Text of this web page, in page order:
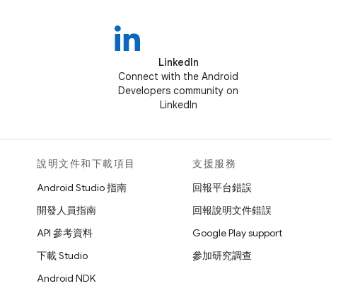
LinkedIn
Connect with the Android
Developers community on
LinkedIn
說明文件和下載項目
Android Studio 指南
開發人員指南
API 參考資料
下載 Studio
Android NDK
支援服務
回報平台錯誤
回報說明文件錯誤
Google Play support
參加研究調查